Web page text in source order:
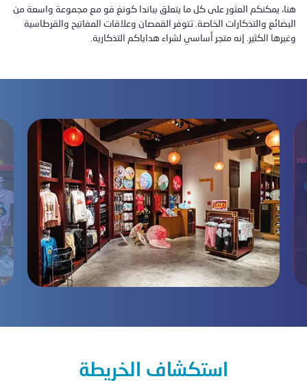
هنا، يمكنكم العثور على كل ما يتعلق بباندا كونغ فو مع مجموعة واسعة من
البضائع والتذكارات الخاصة. تتوفر القمصان وعلاقات المفاتيح والقرطاسية
وغيرها الكثير. إنه متجر أساسي لشراء هداياكم التذكارية.
استكشاف الخريطة